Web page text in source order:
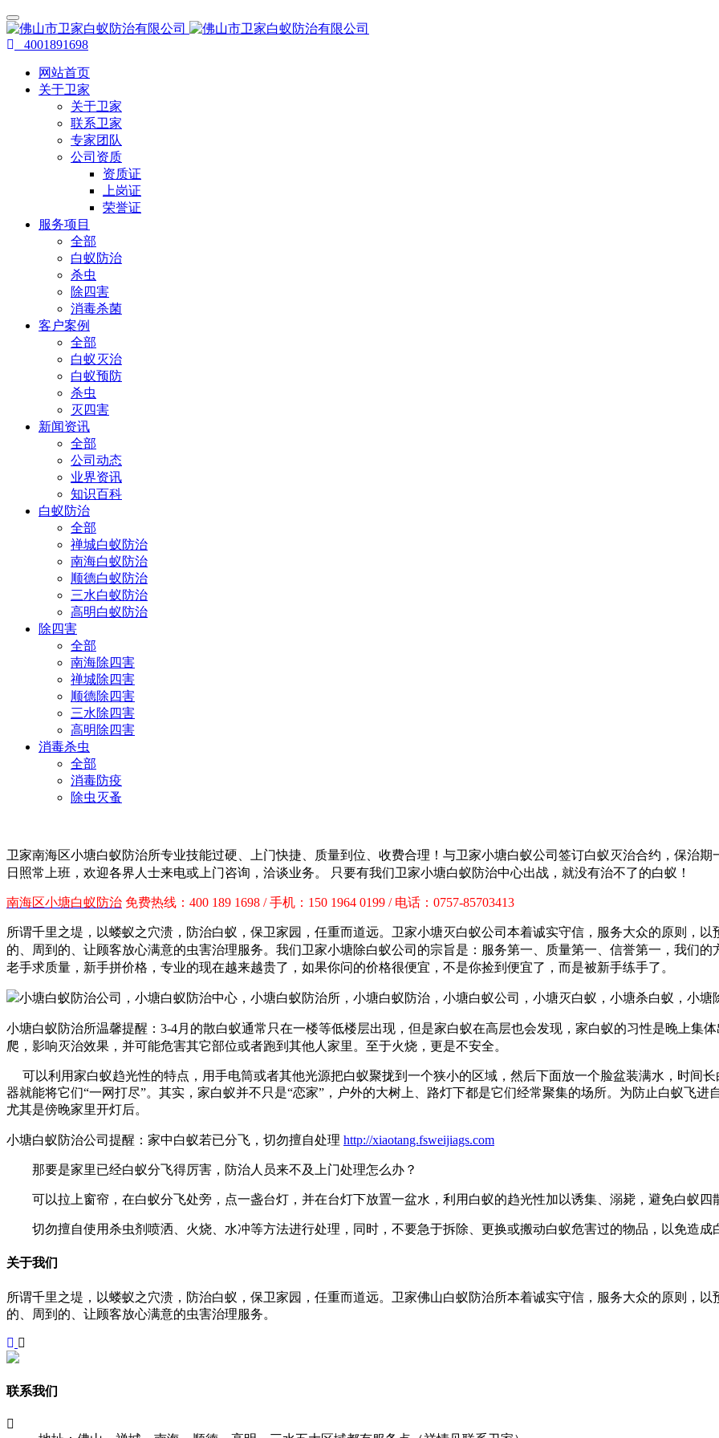
4001891698
网站首页
关于卫家
关于卫家
联系卫家
专家团队
公司资质
资质证
上岗证
荣誉证
服务项目
全部
白蚁防治
杀虫
除四害
消毒杀菌
客户案例
全部
白蚁灭治
白蚁预防
杀虫
灭四害
新闻资讯
全部
公司动态
业界资讯
知识百科
白蚁防治
全部
禅城白蚁防治
南海白蚁防治
顺德白蚁防治
三水白蚁防治
高明白蚁防治
除四害
全部
南海除四害
禅城除四害
顺德除四害
三水除四害
高明除四害
消毒杀虫
全部
消毒防疫
除虫灭蚤
卫家南海区小塘白蚁防治所专业技能过硬、上门快捷、质量到位、收费合理！与卫家小塘白蚁公司签订白蚁灭治合约，保治
日照常上班，欢迎各界人士来电或上门咨询，洽谈业务。 只要有我们卫家小塘白蚁防治中心出战，就没有治不了的白蚁！
南海区小塘白蚁防治 免费热线：400 189 1698 / 手机：150 1964 0199 / 电话：0757-85703413
所谓千里之堤，以蝼蚁之穴溃，防治白蚁，保卫家园，任重而道远。卫家小塘灭白蚁公司本着诚实守信，服务大众的原则，
的、周到的、让顾客放心满意的虫害治理服务。 我们卫家小塘除白蚁公司的宗旨是：服务第一、质量第一、信誉第一，我们
老手求质量，新手拼价格，专业的现在越来越贵了，如果你问的价格很便宜，不是你捡到便宜了，而是被新手练手了。
小塘白蚁防治所温馨提醒：3-4月的散白蚁通常只在一楼等低楼层出现，但是家白蚁在高层也会发现，家白蚁的习性是晚上集
爬，影响灭治效果，并可能危害其它部位或者跑到其他人家里。至于火烧，更是不安全。
可以利用家白蚁趋光性的特点，用手电筒或者其他光源把白蚁聚拢到一个狭小的区域，然后下面放一个脸盆装满水，时间
器就能将它们“一网打尽”。其实，家白蚁并不只是“恋家”，户外的大树上、路灯下都是它们经常聚集的场所。为防止白蚁飞进
尤其是傍晚家里开灯后。
小塘白蚁防治公司提醒： 家中白蚁若已分飞，切勿擅自处理 http://xiaotang.fsweijiags.com
那要是家里已经白蚁分飞得厉害，防治人员来不及上门处理怎么办？
可以拉上窗帘，在白蚁分飞处旁，点一盏台灯，并在台灯下放置一盆水，利用白蚁的趋光性加以诱集、溺毙，避免白蚁四
切勿擅自使用杀虫剂喷洒、火烧、水冲等方法进行处理，同时，不要急于拆除、更换或搬动白蚁危害过的物品，以免造成
关于我们
所谓千里之堤，以蝼蚁之穴溃，防治白蚁，保卫家园，任重而道远。卫家佛山白蚁防治所本着诚实守信，服务大众的原则，
的、周到的、让顾客放心满意的虫害治理服务。
联系我们